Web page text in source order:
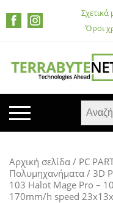
Σχετικά
Όροι
TABLETS
HEADSETS & ΗΧΕΊΑ
Αρχική σελίδα / PC
Πολυμηχανήματα / 3D
103 Halot Mage Pro –
170mm/h speed